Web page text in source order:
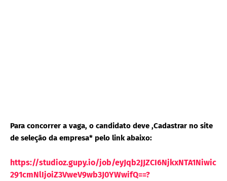
Para concorrer a vaga, o candidato deve ,Cadastrar no site
de seleção da empresa* pelo link abaixo:
https://studioz.gupy.io/job/eyJqb2JJZCI6NjkxNTA1Niwic
291cmNlIjoiZ3VweV9wb3J0YWwifQ==?